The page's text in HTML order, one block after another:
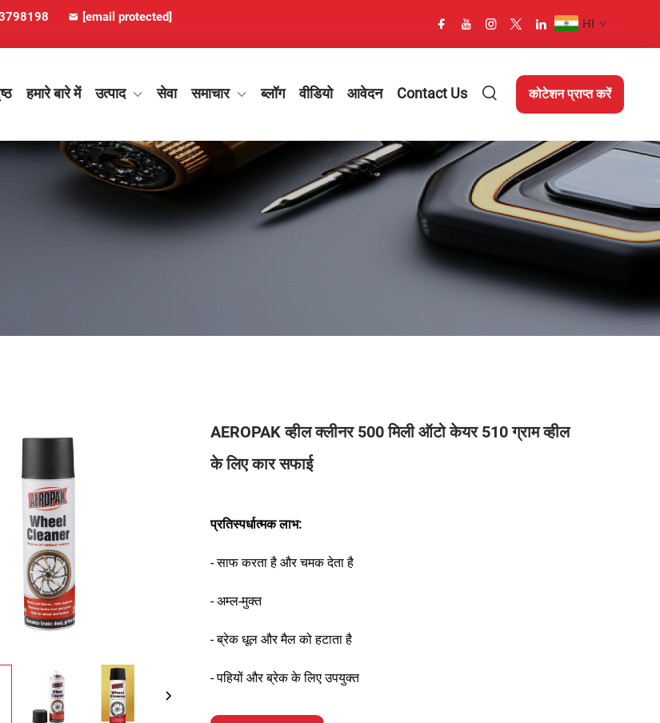
[email protected] HI
हमारे बारे में उत्पाद सेवा समाचार ब्लॉग वीडियो आवेदन Contact Us कोटेशन प्राप्त करें
AEROPAK व्हील क्लीनर 500 मिली ऑटो केयर 510 ग्राम व्हील
के लिए कार सफाई
प्रतिस्पर्धात्मक लाभ:
- साफ करता है और चमक देता है
- अम्ल-मुक्त
- ब्रेक धूल और मैल को हटाता है
- पहियों और ब्रेक के लिए उपयुक्त